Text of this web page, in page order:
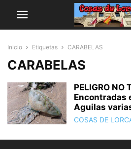
Inicio Etiquetas CARABELAS
CARABELAS
PELIGRO NO
Encontradas
Aguilas
COSAS DE